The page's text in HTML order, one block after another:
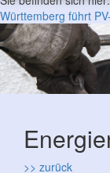
Württemberg führt
>> zurück